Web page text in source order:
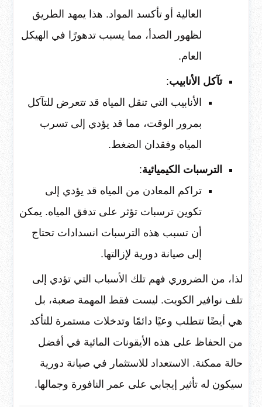
العالية أو تأكسد المواد. هذا يمهد الطريق
لظهور الصدأ، مما يسبب تدهورًا في الهيكل
العام.
تآكل الأنابيب:
الأنابيب التي تنقل المياه قد تتعرض للتآكل
بمرور الوقت، مما قد يؤدي إلى تسرب
المياه وفقدان الضغط.
الترسبات الكيميائية:
تراكم المعادن من المياه قد يؤدي إلى
تكوين ترسبات تؤثر على تدفق المياه. يمكن
أن تسبب هذه الترسبات انسدادات تحتاج
إلى صيانة دورية لإزالتها.
لذا، من الضروري فهم تلك الأسباب التي تؤدي إلى
تلف نوافير الكويت. ليست فقط المهمة صعبة، بل
هي أيضًا تتطلب وعيًا دائمًا وتدخلات مستمرة للتأكد
من الحفاظ على هذه الأيقونات المائية في أفضل
حالة ممكنة. الاستعداد للاستثمار في صيانة دورية
سيكون له تأثير إيجابي على عمر النافورة وجمالها.